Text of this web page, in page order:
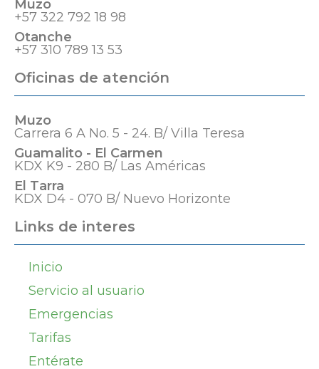
Muzo
+57 322 792 18 98
Otanche
+57 310 789 13 53
Oficinas de atención
Muzo
Carrera 6 A No. 5 - 24. B/ Villa Teresa
Guamalito - El Carmen
KDX K9 - 280 B/ Las Américas
El Tarra
KDX D4 - 070 B/ Nuevo Horizonte
Links de interes
Inicio
Servicio al usuario
Emergencias
Tarifas
Entérate